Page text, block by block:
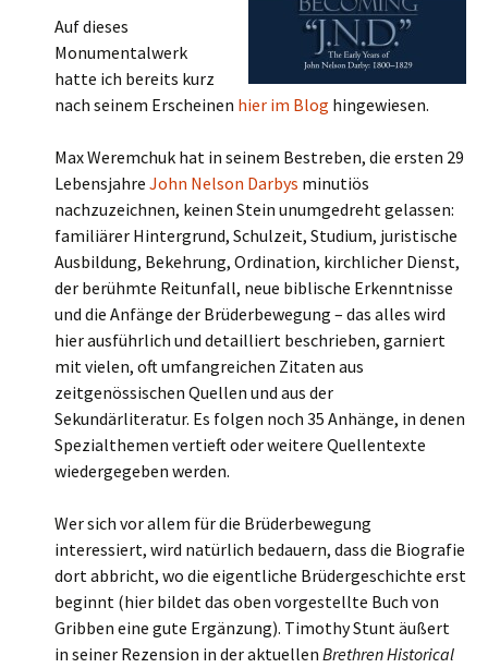
Auf dieses
Monumentalwerk
hatte ich bereits kurz
nach seinem Erscheinen hier im Blog hingewiesen.
Max Weremchuk hat in seinem Bestreben, die ersten 29
Lebensjahre John Nelson Darbys minutiös
nachzuzeichnen, keinen Stein unumgedreht gelassen:
familiärer Hintergrund, Schulzeit, Studium, juristische
Ausbildung, Bekehrung, Ordination, kirchlicher Dienst,
der berühmte Reitunfall, neue biblische Erkenntnisse
und die Anfänge der Brüderbewegung – das alles wird
hier ausführlich und detailliert beschrieben, garniert
mit vielen, oft umfangreichen Zitaten aus
zeitgenössischen Quellen und aus der
Sekundärliteratur. Es folgen noch 35 Anhänge, in denen
Spezialthemen vertieft oder weitere Quellentexte
wiedergegeben werden.
Wer sich vor allem für die Brüderbewegung
interessiert, wird natürlich bedauern, dass die Biografie
dort abbricht, wo die eigentliche Brüdergeschichte erst
beginnt (hier bildet das oben vorgestellte Buch von
Gribben eine gute Ergänzung). Timothy Stunt äußert
in seiner Rezension in der aktuellen Brethren Historical